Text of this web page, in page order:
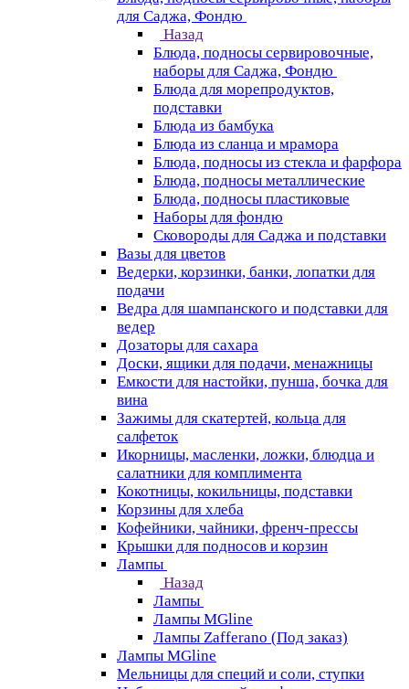
для Саджа, Фондю
Назад
Блюда, подносы сервировочные,
наборы для Саджа, Фондю
Блюда для морепродуктов,
подставки
Блюда из бамбука
Блюда из сланца и мрамора
Блюда, подносы из стекла и фарфора
Блюда, подносы металлические
Блюда, подносы пластиковые
Наборы для фондю
Сковороды для Саджа и подставки
Вазы для цветов
Ведерки, корзинки, банки, лопатки для
подачи
Ведра для шампанского и подставки для
ведер
Дозаторы для сахара
Доски, ящики для подачи, менажницы
Емкости для настойки, пунша, бочка для
вина
Зажимы для скатертей, кольца для
салфеток
Икорницы, масленки, ложки, блюдца и
салатники для комплимента
Кокотницы, кокильницы, подставки
Корзины для хлеба
Кофейники, чайники, френч-прессы
Крышки для подносов и корзин
Лампы
Назад
Лампы
Лампы MGline
Лампы Zafferano (Под заказ)
Лампы MGline
Мельницы для специй и соли, ступки